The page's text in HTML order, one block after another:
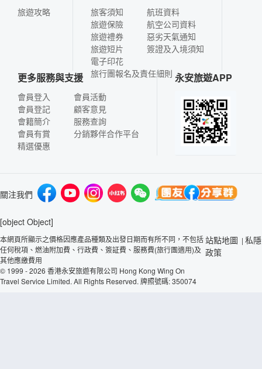
旅遊攻略
旅客須知
旅遊保險
旅遊禮券
旅遊短片
電子印花
航班資料
航空公司資料
惡劣天氣通知
簽證及入境須知
旅行團報名及責任細則
更多服務與支援
會員登入
會員登記
會籍簡介
會員有賞
精選優惠
會員活動
顧客意見
服務查詢
分銷夥伴合作平台
永安旅遊APP
關注我們
[object Object]
本網頁所顯示之價格因應產品種類及出發日期而有所不同，不包括
任何稅項、燃油附加費、行政費、簽証費、服務費(旅行團適用)及
其他應繳費用
© 1999 - 2026 香港永安旅遊有限公司 Hong Kong Wing On
Travel Service Limited. All Rights Reserved. 牌照號碼: 350074
站點地圖 | 私隱
政策